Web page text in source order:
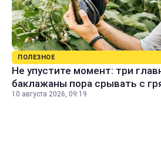
ПОЛЕЗНОЕ
Не упустите момент: три
баклажаны пора срывать с
10 августа 2026, 09:19